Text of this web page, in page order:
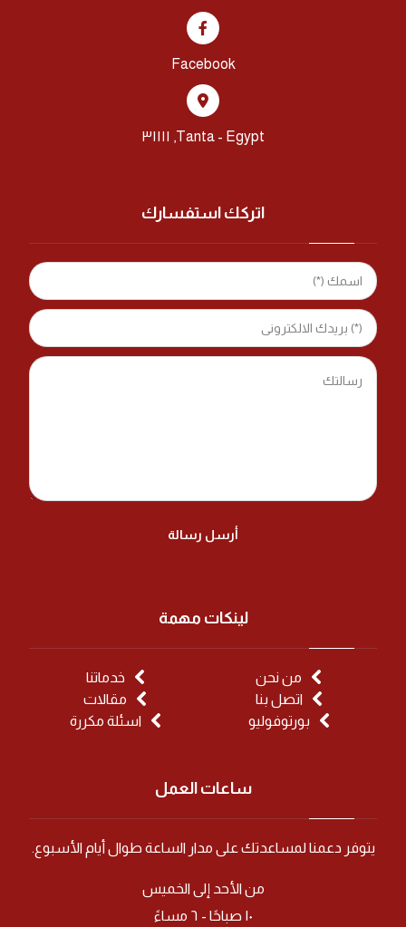
Facebook
Tanta - Egypt, ٣١١١١
اتركك استفسارك
أرسل رسالة
لينكات مهمة
من نحن
خدماتنا
اتصل بنا
مقالات
بورتوفوليو
اسئلة مكررة
ساعات العمل
يتوفر دعمنا لمساعدتك على مدار الساعة طوال أيام الأسبوع.
من الأحد إلى الخميس
١٠ صباحًا - ٦ مساءً